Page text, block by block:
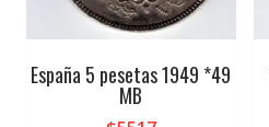
España 5 pesetas 1949 *49
MB